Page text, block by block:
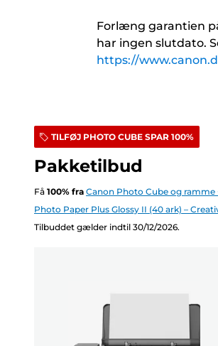
Forlæng garantien
har ingen slutdato.
https://
TILFØJ PHOTO CUBE SPAR 100%
Pakketilbud
Få 100% fra Canon Photo Cube og ramme
Photo Paper Plus Glossy II (40 ark) –
Tilbuddet gælder indtil 30/12/2026.